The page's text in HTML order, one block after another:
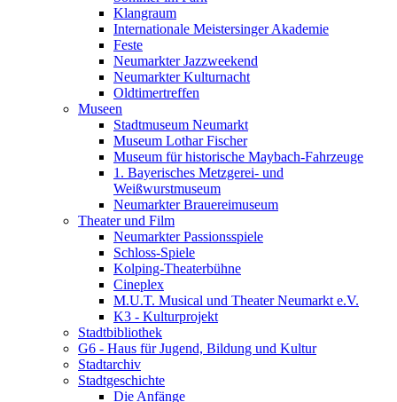
Klangraum
Internationale Meistersinger Akademie
Feste
Neumarkter Jazzweekend
Neumarkter Kulturnacht
Oldtimertreffen
Museen
Stadtmuseum Neumarkt
Museum Lothar Fischer
Museum für historische Maybach-Fahrzeuge
1. Bayerisches Metzgerei- und
Weißwurstmuseum
Neumarkter Brauereimuseum
Theater und Film
Neumarkter Passionsspiele
Schloss-Spiele
Kolping-Theaterbühne
Cineplex
M.U.T. Musical und Theater Neumarkt e.V.
K3 - Kulturprojekt
Stadtbibliothek
G6 - Haus für Jugend, Bildung und Kultur
Stadtarchiv
Stadtgeschichte
Die Anfänge